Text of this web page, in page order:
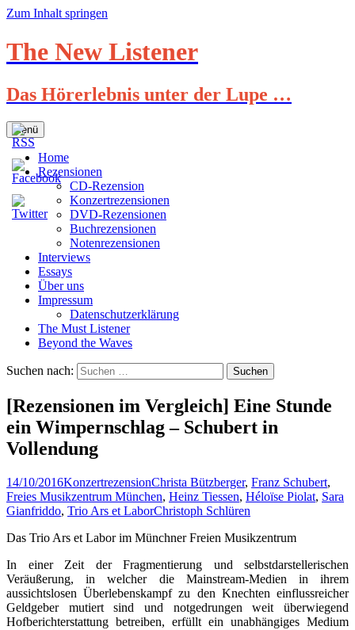
Zum Inhalt springen
The New Listener
Das Hörerlebnis unter der Lupe …
Menü
Home
Rezensionen
CD-Rezension
Konzertrezensionen
DVD-Rezensionen
Buchrezensionen
Notenrezensionen
Interviews
Essays
Über uns
Impressum
Datenschutzerklärung
The Must Listener
Beyond the Waves
Suchen nach:
[Rezensionen im Vergleich] Eine Stunde
ein Wimpernschlag – Schubert in
Vollendung
14/10/2016KonzertrezensionChrista Bützberger, Franz Schubert,
Freies Musikzentrum München, Heinz Tiessen, Héloïse Piolat, Sara
Gianfriddo, Trio Ars et LaborChristoph Schlüren
Das Trio Ars et Labor im Münchner Freien Musikzentrum
In einer Zeit der Fragmentierung und selbstdarstellerischen
Veräußerung, in welcher die Mainstream-Medien in ihrem
aussichtslosen Überlebenskampf zu den Knechten einflussreicher
Geldgeber mutiert sind und notgedrungen weit überwiegend
Hofberichterstattung betreiben, erfüllt ein unabhängiges Medium